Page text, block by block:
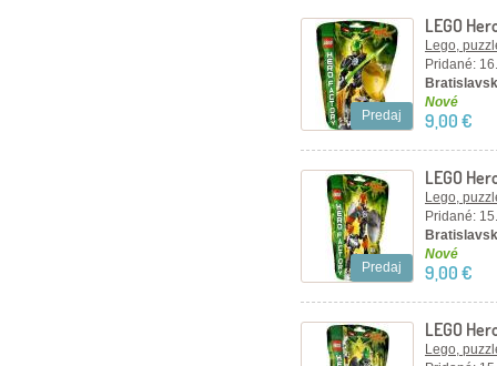
Predaj
LEGO
Lego,
Pridané:
Nové
9,00 €
Predaj
LEGO
Lego,
Pridané:
Nové
9,00 €
LEGO
Lego,